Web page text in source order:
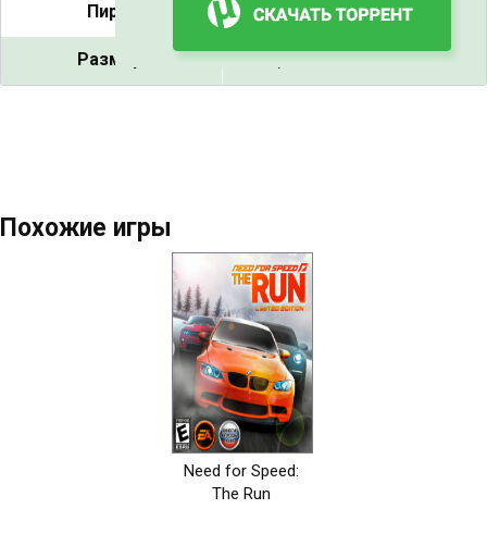
Пиры: 21
Размер: 15,77 GB
Похожие игры
Need for Speed:
The Run